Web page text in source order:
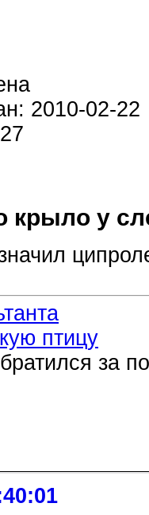
2010-02-22
крыло у
птицу
за